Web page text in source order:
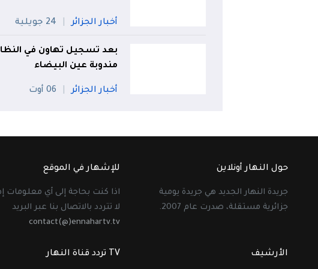
أخبار الجزائر 24 جويلية
بعد تسجيل تهاون في
مندوبة عين البيضاء
أخبار الجزائر 06 أوت
حول النهار أونلاين
جريدة النهار الجديد هي جريدة يومية
جزائرية مستقلة، صدرت عام 2007.
للإشهار في الموقع
اذا كنت بحاجة إلى أي معلومات
لا تتردد بالاتصال بنا عبر البريد
contact(@)ennahartv.tv
الأرشيف TV تردد قناة النهار